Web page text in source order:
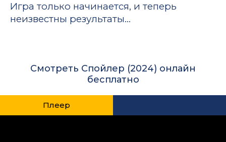
Игра только начинается, и теперь
неизвестны результаты…
Смотреть Спойлер (2024) онлайн
бесплатно
Плеер